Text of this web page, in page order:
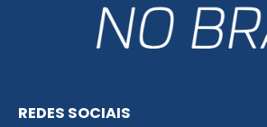
REDES SOCIAIS